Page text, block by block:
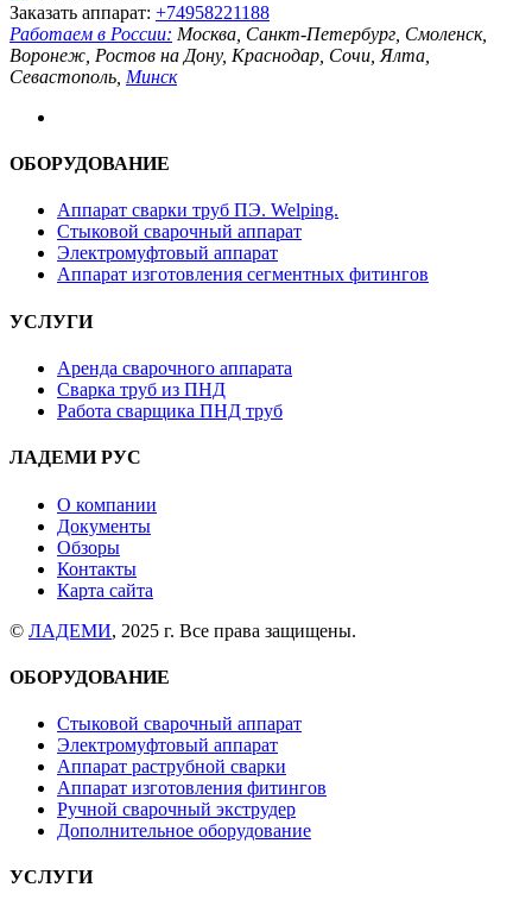
Заказать аппарат: +74958221188
Работаем в России: Москва, Санкт-Петербург, Смоленск,
Воронеж, Ростов на Дону, Краснодар, Сочи, Ялта,
Севастополь, Минск
ОБОРУДОВАНИЕ
Аппарат сварки труб ПЭ. Welping.
Стыковой сварочный аппарат
Электромуфтовый аппарат
Аппарат изготовления сегментных фитингов
УСЛУГИ
Аренда сварочного аппарата
Сварка труб из ПНД
Работа сварщика ПНД труб
ЛАДЕМИ РУС
О компании
Документы
Обзоры
Контакты
Карта сайта
© ЛАДЕМИ, 2025 г. Все права защищены.
ОБОРУДОВАНИЕ
Стыковой сварочный аппарат
Электромуфтовый аппарат
Аппарат раструбной сварки
Аппарат изготовления фитингов
Ручной сварочный экструдер
Дополнительное оборудование
УСЛУГИ